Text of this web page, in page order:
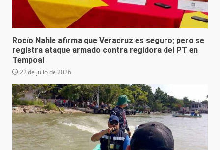
Rocío Nahle afirma que Veracruz es seguro; pero se
registra ataque armado contra regidora del PT en
Tempoal
22 de julio de 2026